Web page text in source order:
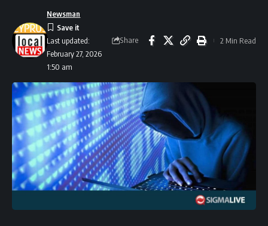
Last updated:
February 27, 2026
1:50 am
Newsman
Share 2 Min Read